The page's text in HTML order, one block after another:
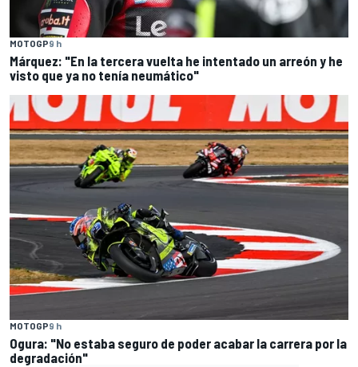
MOTOGP9 h
Márquez: "En la tercera vuelta he intentado un arreón y he
visto que ya no tenía neumático"
MOTOGP9 h
Ogura: "No estaba seguro de poder acabar la carrera por la
degradación"